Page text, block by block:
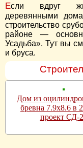
Если вдруг жители района заинтересуются
деревянными
строительство
районе —
Усадьба». Тут вы
и бруса.
Дом из
бревна 7.9х8.6 в
проект СД-